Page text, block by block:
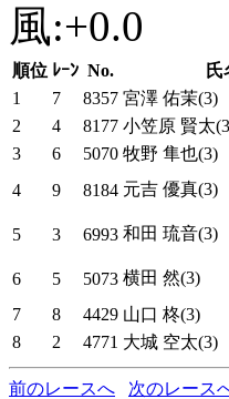
風:+0.0
順位 ﾚｰﾝ No. 氏
1
7 8357 宮澤 佑茉(3)
2
4 8177 小笠原 賢太
3
6 5070 牧野 隼也(3)
4
9 8184 元吉 優真(3)
5
3 6993 和田 琉音(3)
6
5 5073 横田 然(3)
7
8 4429 山口 柊(3)
8
2 4771 大城 空太(3)
前のレースへ 次のレース